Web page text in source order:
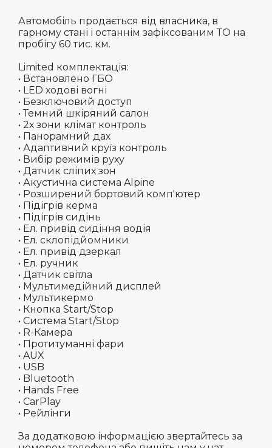
Автомобіль продається від власника, в
гарному стані і останнім зафіксованим ТО на
пробігу 60 тис. км.
Limited комплектація:
• Встановлено ГБО
• LED ходові вогні
• Безключовий доступ
• Темний шкіряний салон
• 2х зони клімат контроль
• Панорамний дах
• Адаптивний круїз контроль
• Вибір режимів руху
• Датчик сліпих зон
• Акустична система Alpine
• Розширений бортовий комп'ютер
• Підігрів керма
• Підігрів сидінь
• Ел. привід сидіння водія
• Ел. склопідйомники
• Ел. привід дзеркал
• Ел. ручник
• Датчик світла
• Мультимедійний дисплей
• Мультикермо
• Кнопка Start/Stop
• Система Start/Stop
• R-Камера
• Протитуманні фари
• AUX
• USB
• Bluetooth
• Hands Free
• CarPlay
• Рейлінги
За додатковою інформацією звертайтесь за